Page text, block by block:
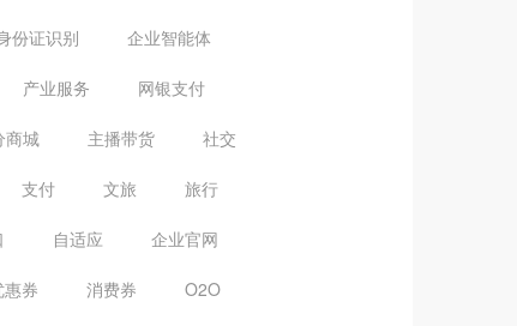
份证识别 企业智能体
产业服务 网银支付
商城 主播带货 社交
支付 文旅 旅行
自适应 企业官网
惠券 消费券 O2O